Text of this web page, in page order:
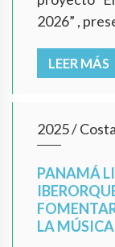
2026” ,
LEER MÁS
2025/
PANAMÁ
LA MÚSICA